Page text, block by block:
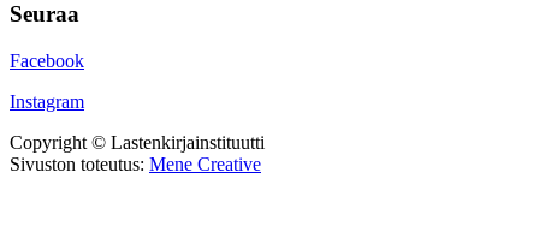
Seuraa
Facebook
Instagram
Copyright © Lastenkirjainstituutti
Sivuston toteutus: Mene Creative